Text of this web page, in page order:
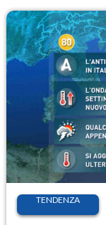
TENDENZA